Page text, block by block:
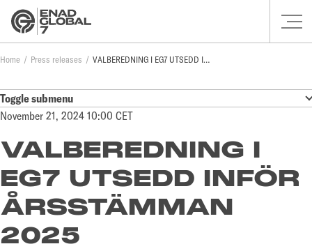
Home Press releases VALBEREDNING I EG7 UTSEDD INFÖR ÅRSSTÄMMAN 2025
Toggle submenu
November 21, 2024 10:00 CET
VALBEREDNING I
EG7 UTSEDD INFÖR
ÅRSSTÄMMAN
2025